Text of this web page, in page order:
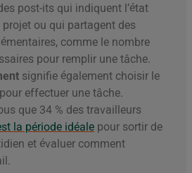
post-its qui indiquent l’état
projet ou qui partagent des
comme le nombre
pour remplir une tâche.
signifie également choisir le
effectuer une tâche.
que 34 % des travailleurs
la période idéale pour sortir de
et évaluer comment